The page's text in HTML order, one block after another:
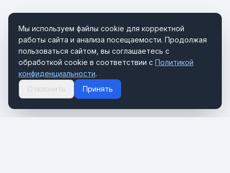
Мы используем файлы cookie для корректной
работы сайта и анализа посещаемости. Продолжая
пользоваться сайтом, вы соглашаетесь с
обработкой cookie в соответствии с Политикой
конфиденциальности.
Отклонить
Принять